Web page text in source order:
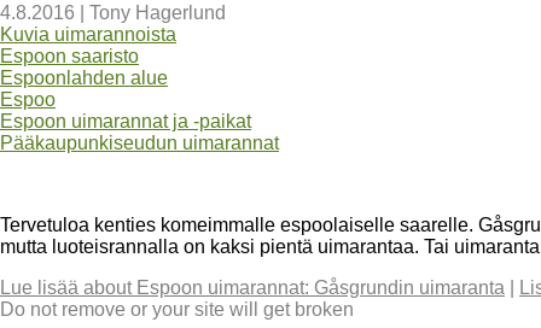
4.8.2016
Tony Hagerlund
Kuvia uimarannoista
Espoon saaristo
Espoonlahden alue
Espoo
Espoon uimarannat ja -paikat
Pääkaupunkiseudun uimarannat
Tervetuloa kenties komeimmalle espoolaiselle saarelle.
mutta luoteisrannalla on kaksi pientä uimarantaa. Tai
Lue lisää about Espoon uimarannat: Gåsgrundin uimaranta
Do not remove or your site will get broken